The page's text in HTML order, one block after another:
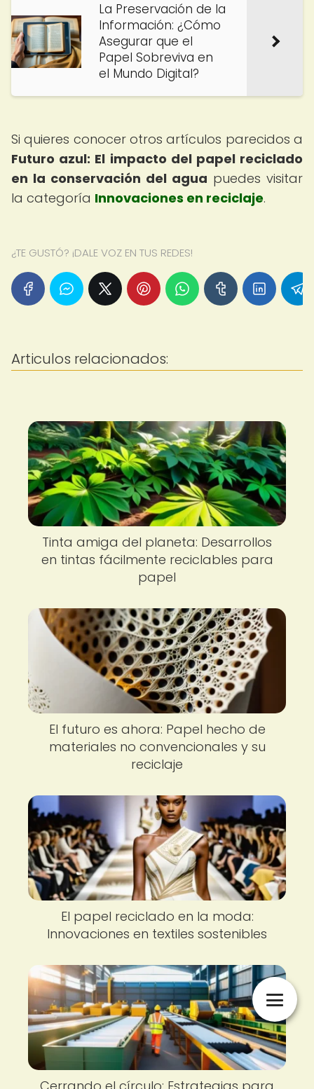
La Preservación de la
Información: ¿Cómo
Asegurar que el
Papel Sobreviva en
el Mundo Digital?
Si quieres conocer otros artículos parecidos a
Futuro azul: El impacto del papel reciclado
en la conservación del agua puedes visitar
la categoría Innovaciones en reciclaje.
¿TE GUSTÓ? ¡DALE VOZ EN TUS REDES!
Articulos relacionados:
Tinta amiga del planeta: Desarrollos
en tintas fácilmente reciclables para
papel
El futuro es ahora: Papel hecho de
materiales no convencionales y su
reciclaje
El papel reciclado en la moda:
Innovaciones en textiles sostenibles